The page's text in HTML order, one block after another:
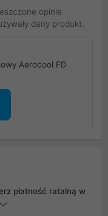
opinie
dany produkt.
Aerocool FD
płatność ratalną w